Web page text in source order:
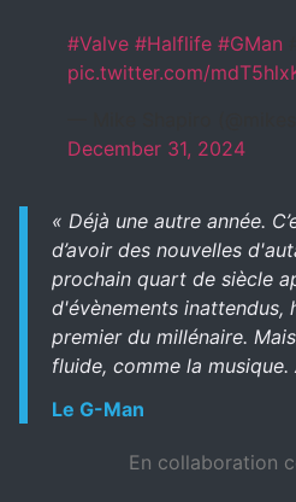
#Valve #Halflife #GMan
pic.twitter.com/
December 31, 2024
« Déjà une autre année.
d’avoir des nouvelles
prochain quart de siècle
d'évènements inattendus,
premier du millénaire.
fluide, comme la musique.
Le G-Man
En collaboration